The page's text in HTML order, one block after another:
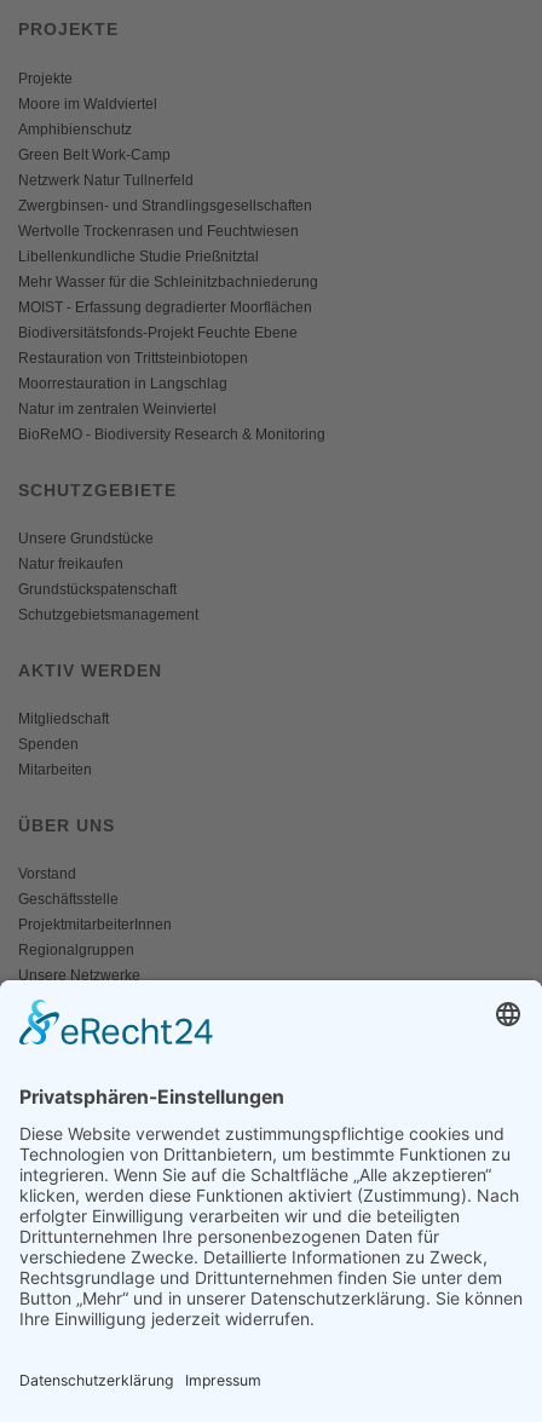
PROJEKTE
Projekte
Moore im Waldviertel
Amphibienschutz
Green Belt Work-Camp
Netzwerk Natur Tullnerfeld
Zwergbinsen- und Strandlingsgesellschaften
Wertvolle Trockenrasen und Feuchtwiesen
Libellenkundliche Studie Prießnitztal
Mehr Wasser für die Schleinitzbachniederung
MOIST - Erfassung degradierter Moorflächen
Biodiversitätsfonds-Projekt Feuchte Ebene
Restauration von Trittsteinbiotopen
Moorrestauration in Langschlag
Natur im zentralen Weinviertel
BioReMO - Biodiversity Research & Monitoring
SCHUTZGEBIETE
Unsere Grundstücke
Natur freikaufen
Grundstückspatenschaft
Schutzgebietsmanagement
AKTIV WERDEN
Mitgliedschaft
Spenden
Mitarbeiten
ÜBER UNS
Vorstand
Geschäftsstelle
ProjektmitarbeiterInnen
Regionalgruppen
Unsere Netzwerke
Historisches
Impressum/Kontakt
Naturschutz bunt
Broschüren und Folder
Presseaussendungen
Newsletter
Fotos und Videos
ANWALT DER NATUR
Erneuerbare Energien